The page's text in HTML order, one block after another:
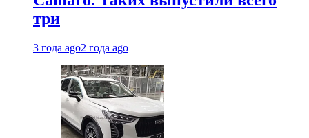
три
3 года ago2 года ago